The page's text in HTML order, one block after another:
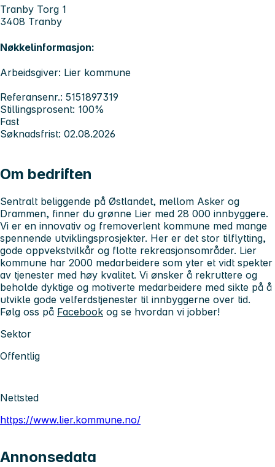
Tranby Torg 1
3408 Tranby
Nøkkelinformasjon:
Arbeidsgiver: Lier kommune
Referansenr.: 5151897319
Stillingsprosent: 100%
Fast
Søknadsfrist: 02.08.2026
Om bedriften
Sentralt beliggende på Østlandet, mellom Asker og
Drammen, finner du grønne Lier med 28 000 innbyggere.
Vi er en innovativ og fremoverlent kommune med mange
spennende utviklingsprosjekter. Her er det stor tilflytting,
gode oppvekstvilkår og flotte rekreasjonsområder. Lier
kommune har 2000 medarbeidere som yter et vidt spekter
av tjenester med høy kvalitet. Vi ønsker å rekruttere og
beholde dyktige og motiverte medarbeidere med sikte på å
utvikle gode velferdstjenester til innbyggerne over tid.
Følg oss på Facebook og se hvordan vi jobber!
Sektor
Offentlig
Nettsted
https://www.lier.kommune.no/
Annonsedata